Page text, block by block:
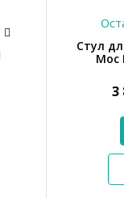
Стул
Мос
3